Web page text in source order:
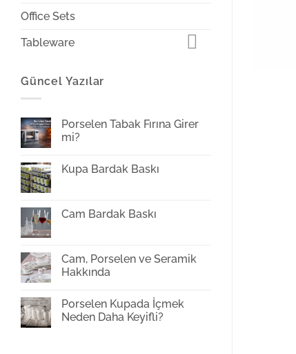
Office Sets
Tableware
Güncel Yazılar
Porselen Tabak Fırına Girer
mi?
Porselen
Tabak
Kupa Bardak Baskı
Bardak
Baskı
Cam Bardak Baskı
Bardak
Baskı
Cam, Porselen ve Seramik
Hakkında
Cam,
Porselen
ve
Porselen Kupada İçmek
Neden Daha Keyifli?